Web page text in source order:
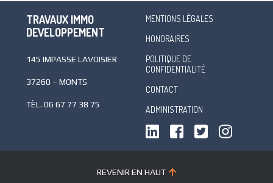
TRAVAUX IMMO
DEVELOPPEMENT
145 IMPASSE LAVOISIER
37260 – MONTS
TÈL.06 67 77 38 75
MENTIONS LÉGALES
HONORAIRES
POLITIQUE DE
CONFIDENTIALITÉ
CONTACT
ADMINISTRATION
REVENIR EN HAUT